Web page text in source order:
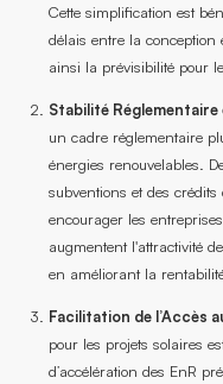
Cette simplification est
délais entre la
ainsi la prévisibilité pour
Stabilité
un cadre réglementaire
énergies renouvelables.
subventions et des
encourager les
augmentent l'attractivité
en améliorant la
Facilitation de l’Accès
pour les projets solaires
d’accélération des EnR